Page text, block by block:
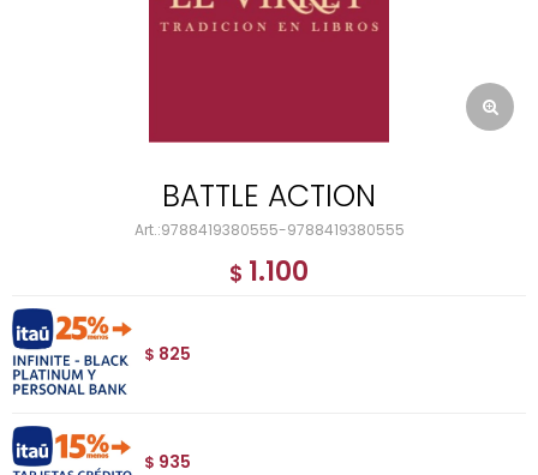
BATTLE ACTION
9788419380555-9788419380555
$ 1.100
$ 825
$ 935